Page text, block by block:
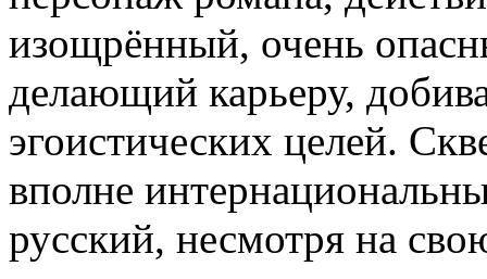
изощрённый, очень
делающий карьеру,
эгоистических целей.
вполне
русский, несмотря на